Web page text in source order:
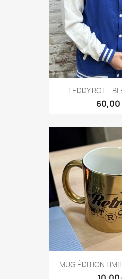
TEDDY RCT -
60,00
MUG ÉDITION